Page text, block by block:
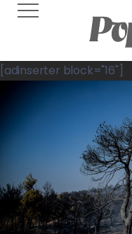
[adinserter block="16"]